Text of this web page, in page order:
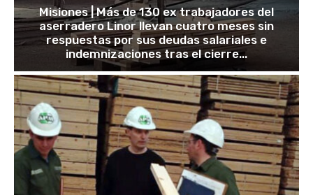
Misiones | Más de 130 ex trabajadores del
aserradero Linor llevan cuatro meses sin
respuestas por sus deudas salariales e
indemnizaciones tras el cierre...